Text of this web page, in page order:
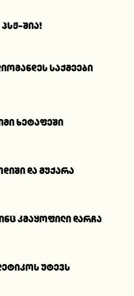
პსჟ-შია!
საქმეები
ხეტაფეში
და მუქარა
კმაყოფილი დარჩა
უტევს